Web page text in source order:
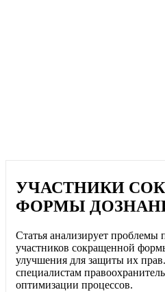
УЧАСТНИКИ
ФОРМЫ
Статья анализирует проблемы
участников сокращенной
улучшения для защиты их
специалистам
оптимизации процессов.